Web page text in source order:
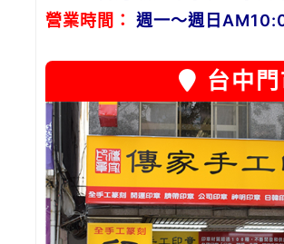
營業時間：
週一～週日
台中